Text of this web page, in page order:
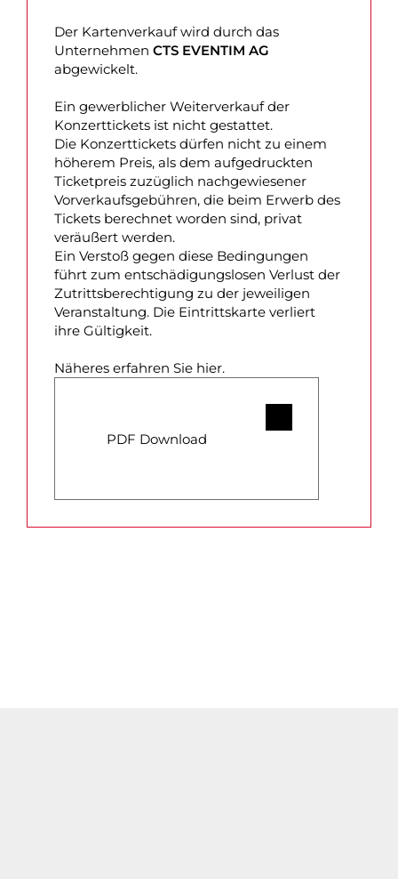
Der Kartenverkauf wird durch das
Unternehmen CTS EVENTIM AG
abgewickelt.
Ein gewerblicher Weiterverkauf der
Konzerttickets ist nicht gestattet.
Die Konzerttickets dürfen nicht zu einem
höherem Preis, als dem aufgedruckten
Ticketpreis zuzüglich nachgewiesener
Vorverkaufsgebühren, die beim Erwerb des
Tickets berechnet worden sind, privat
veräußert werden.
Ein Verstoß gegen diese Bedingungen
führt zum entschädigungslosen Verlust der
Zutrittsberechtigung zu der jeweiligen
Veranstaltung. Die Eintrittskarte verliert
ihre Gültigkeit.
Näheres erfahren Sie hier.
PDF Download